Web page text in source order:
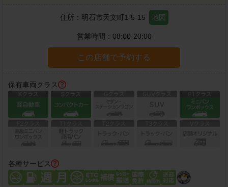
住所： 明石市天文町1-5-15 地図
営業時間： 08:00-20:00
この店舗で予約する
保有車両クラス
各種サービス